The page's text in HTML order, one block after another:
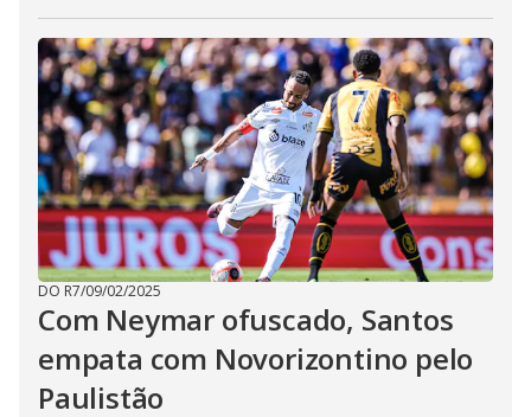
DO R7/09/02/2025
Com Neymar ofuscado, Santos
empata com Novorizontino pelo
Paulistão